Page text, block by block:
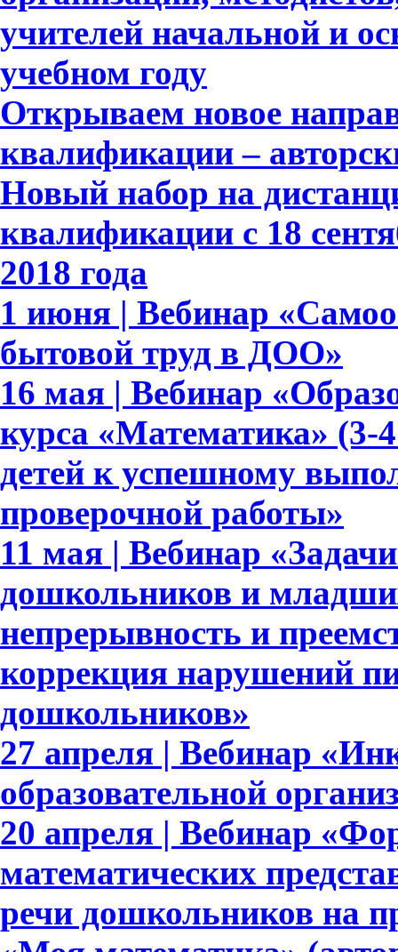
учителей начальной и
учебном году
Открываем новое
квалификации –
Новый набор на
квалификации с 18
2018 года
1 июня | Вебинар
бытовой труд в ДОО»
16 мая | Вебинар
курса «Математика» (3-
детей к успешному
проверочной работы»
11 мая | Вебинар
дошкольников и
непрерывность и
коррекция нарушений
дошкольников»
27 апреля | Вебинар
образовательной
20 апреля | Вебинар
математических
речи дошкольников на